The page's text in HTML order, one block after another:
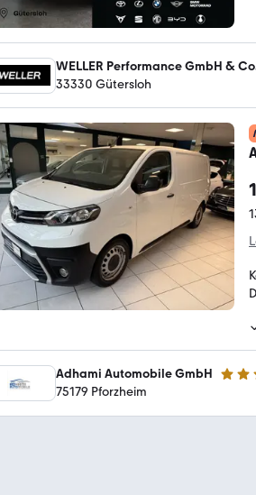
WELLER Performance GmbH &
33330 Gütersloh
Adhami Automobile GmbH 4.7
75179 Pforzheim